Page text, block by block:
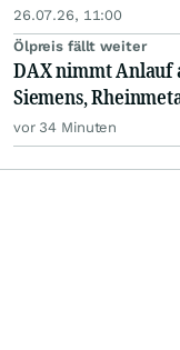
26.07.26, 11:00
Ölpreis fällt weiter
DAX nimmt Anlauf
Siemens,
vor 34 Minuten